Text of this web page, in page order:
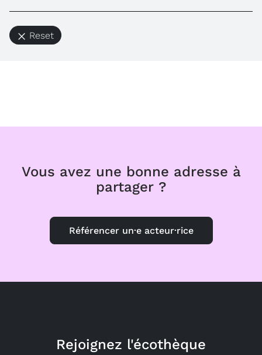
Reset
Vous avez une bonne adresse à
partager ?
Référencer un·e acteur·rice
Rejoignez l'écothèque